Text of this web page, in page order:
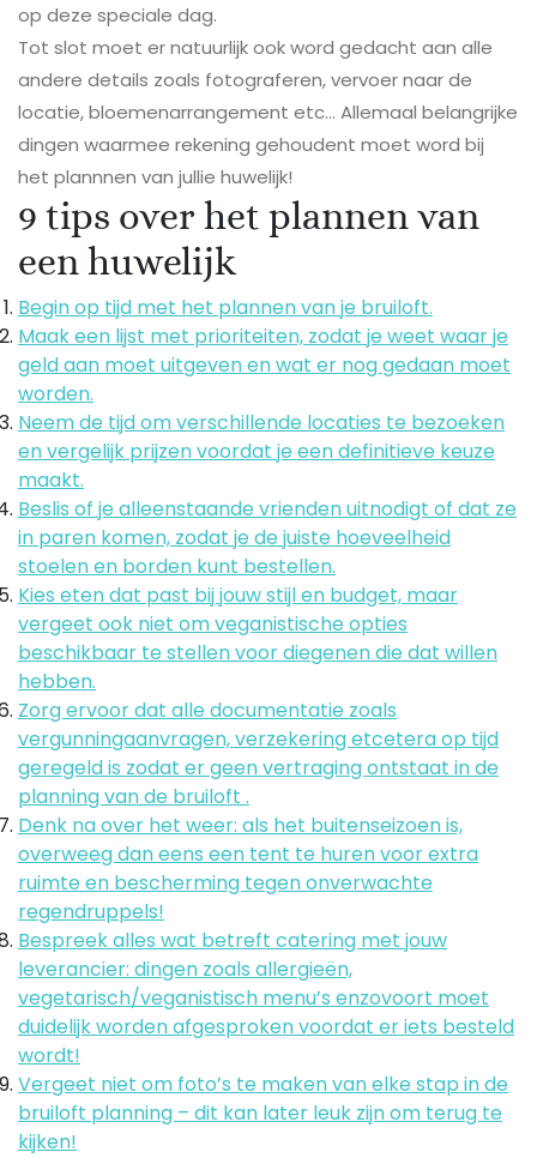
op deze speciale dag.
Tot slot moet er natuurlijk ook word gedacht aan alle
andere details zoals fotograferen, vervoer naar de
locatie, bloemenarrangement etc… Allemaal belangrijke
dingen waarmee rekening gehoudent moet word bij
het plannnen van jullie huwelijk!
9 tips over het plannen van
een huwelijk
Begin op tijd met het plannen van je bruiloft.
Maak een lijst met prioriteiten, zodat je weet waar je
geld aan moet uitgeven en wat er nog gedaan moet
worden.
Neem de tijd om verschillende locaties te bezoeken
en vergelijk prijzen voordat je een definitieve keuze
maakt.
Beslis of je alleenstaande vrienden uitnodigt of dat ze
in paren komen, zodat je de juiste hoeveelheid
stoelen en borden kunt bestellen.
Kies eten dat past bij jouw stijl en budget, maar
vergeet ook niet om veganistische opties
beschikbaar te stellen voor diegenen die dat willen
hebben.
Zorg ervoor dat alle documentatie zoals
vergunningaanvragen, verzekering etcetera op tijd
geregeld is zodat er geen vertraging ontstaat in de
planning van de bruiloft .
Denk na over het weer: als het buitenseizoen is,
overweeg dan eens een tent te huren voor extra
ruimte en bescherming tegen onverwachte
regendruppels!
Bespreek alles wat betreft catering met jouw
leverancier: dingen zoals allergieën,
vegetarisch/veganistisch menu’s enzovoort moet
duidelijk worden afgesproken voordat er iets besteld
wordt!
Vergeet niet om foto’s te maken van elke stap in de
bruiloft planning – dit kan later leuk zijn om terug te
kijken!